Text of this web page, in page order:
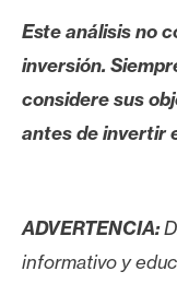
Este análisis no
inversión.
considere sus
antes de invertir
ADVERTENCIA:
informativo y